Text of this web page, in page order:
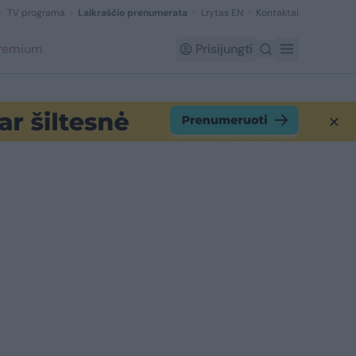
TV programa Laikraščio prenumerata Lrytas EN Kontaktai
Prisijungti